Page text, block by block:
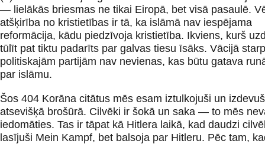
— lielākās briesmas ne tikai Eiropā, bet visā pasaulē.
atšķirība no kristietības ir tā, ka islāmā nav iespējama
reformācija, kādu piedzīvoja kristietība. Ikviens, kurš
tūlīt pat tiktu padarīts par galvas tiesu īsāks. Vācijā
politiskajām partijām nav nevienas, kas būtu gatava
par islāmu.
Šos 404 Korāna citātus mēs esam iztulkojuši un
atsevišķā brošūrā. Cilvēki ir šokā un saka — to mēs
iedomāties. Tas ir tāpat kā Hitlera laikā, kad daudzi
lasījuši Mein Kampf, bet balsoja par Hitleru. Pēc tam,